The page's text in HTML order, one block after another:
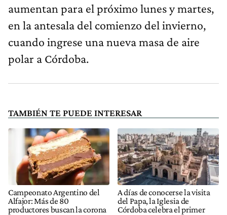
aumentan para el próximo lunes y martes,
en la antesala del comienzo del invierno,
cuando ingrese una nueva masa de aire
polar a Córdoba.
TAMBIÉN TE PUEDE INTERESAR
Campeonato Argentino del
Alfajor: Más de 80
productores buscan la corona
A días de conocerse la visita
del Papa, la Iglesia de
Córdoba celebra el primer